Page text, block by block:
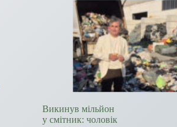
Викинув мільйон
у смітник: чоловік